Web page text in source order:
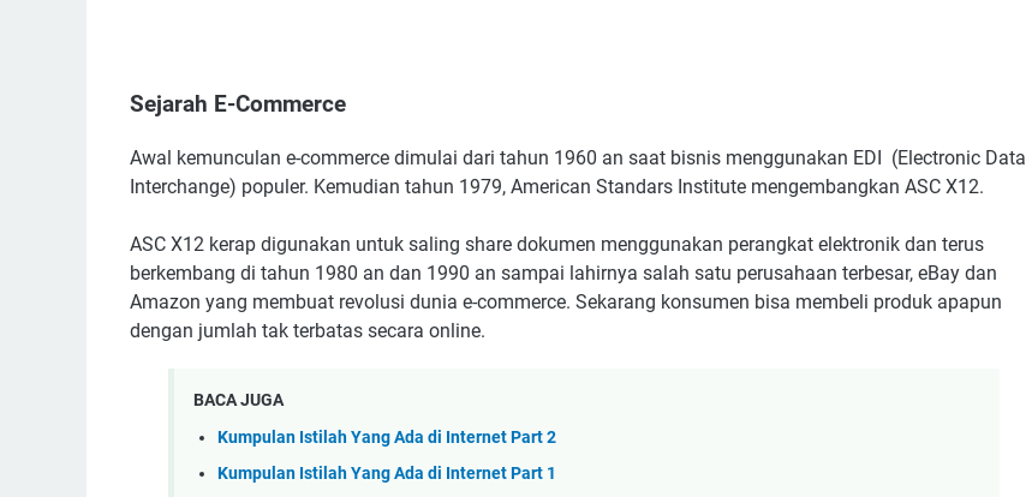
Sejarah E-Commerce
Awal kemunculan e-commerce dimulai dari tahun 1960 an saat bisnis menggunakan EDI (Electronic Data
Interchange) populer. Kemudian tahun 1979, American Standars Institute mengembangkan ASC X12.
ASC X12 kerap digunakan untuk saling share dokumen menggunakan perangkat elektronik dan terus
berkembang di tahun 1980 an dan 1990 an sampai lahirnya salah satu perusahaan terbesar, eBay dan
Amazon yang membuat revolusi dunia e-commerce. Sekarang konsumen bisa membeli produk apapun
dengan jumlah tak terbatas secara online.
BACA JUGA
Kumpulan Istilah Yang Ada di Internet Part 2
Kumpulan Istilah Yang Ada di Internet Part 1